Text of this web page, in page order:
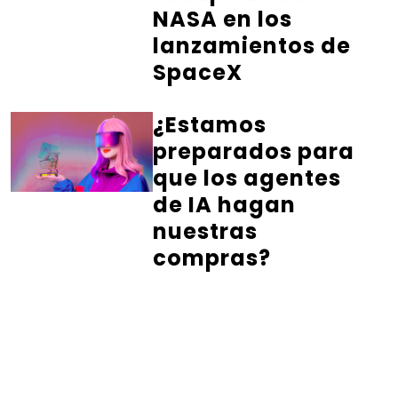
NASA en los
lanzamientos de
SpaceX
¿Estamos
preparados para
que los agentes
de IA hagan
nuestras
compras?